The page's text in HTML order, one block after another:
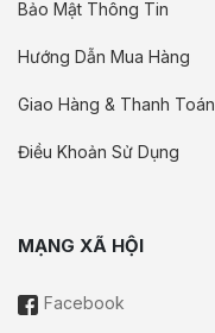
Bảo Mật Thông Tin
Hướng Dẫn Mua Hàng
Giao Hàng & Thanh Toán
Điều Khoản Sử Dụng
MẠNG XÃ HỘI
Facebook